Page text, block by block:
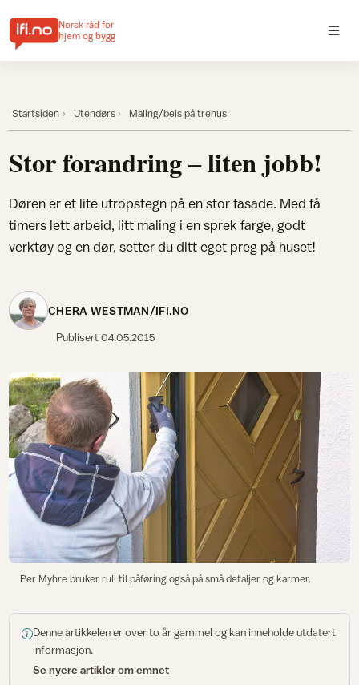
Norsk råd for
hjem og bygg
Startsiden Utendørs Maling/beis på trehus
Stor forandring – liten jobb!
Døren er et lite utropstegn på en stor fasade. Med få
timers lett arbeid, litt maling i en sprek farge, godt
verktøy og en dør, setter du ditt eget preg på huset!
CHERA WESTMAN/IFI.NO
Publisert04.05.2015
Per Myhre bruker rull til påføring også på små detaljer og karmer.
Denne artikkelen er over to år gammel og kan inneholde utdatert
informasjon.
Se nyere artikler om emnet